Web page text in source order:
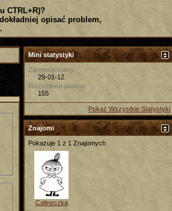
CTRL+R)?
opisać problem,
Mini statystyki
Zarejestrowany
29-01-12
Wszystkich postów
155
Pokaż Wszystkie Statystyki
Znajomi
Pokazuje 1 z 1 Znajomych
Calineczka